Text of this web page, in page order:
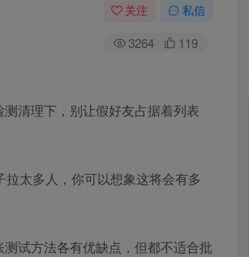
关注 私信
3264 119
清理下，别让假好友占据着列表
太多人，你可以想象这将会有多
试方法各有优缺点，但都不适合批